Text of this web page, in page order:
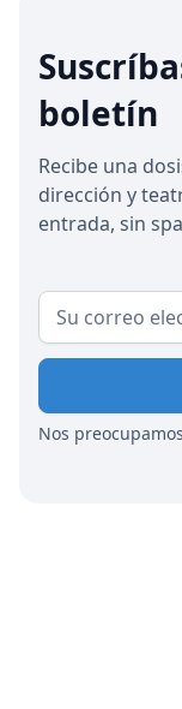
boletín
Recibe una
dirección y
entrada, sin
Nos